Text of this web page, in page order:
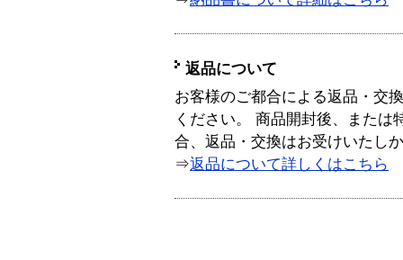
返品について
お客様のご都合による返品・交
ください。 商品開封後、または
合、返品・交換はお受けいたし
⇒返品について詳しくはこちら